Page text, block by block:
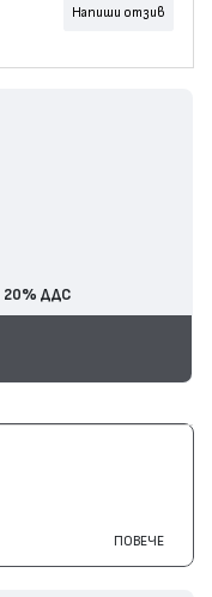
Напиши отзив
20% ДДС
ПОВЕЧЕ